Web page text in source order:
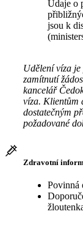
Údaje o
jsou k
Udělení víza
zamítnutí
kancelář
víza. Klientům
dostatečným
požadované
Zdravotní
Povinná